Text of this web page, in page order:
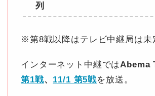
列
※第8戦以降はテレビ中継局は未
インターネット中継ではAbema
第1戦、 11/1 第5戦を放送。